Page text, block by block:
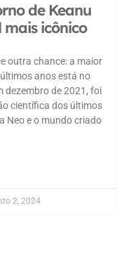
de Keanu
mais icônico
outra chance: a maior
anos está no
dezembro de 2021, foi
científica dos últimos
Neo e o mundo criado
2, 2024